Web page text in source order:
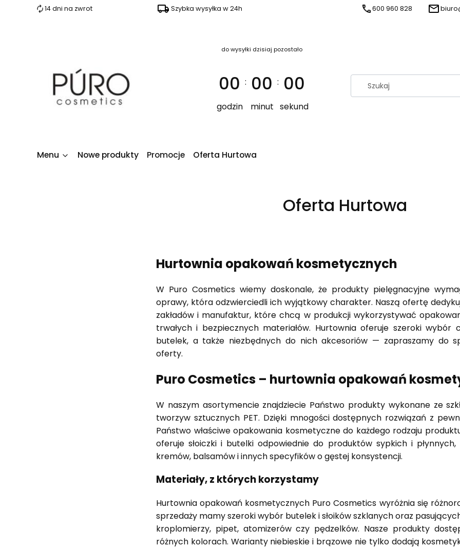
14 dni na zwrot Szybka wysyłka w 24h 600 960 828
do wysyłki dzisiaj pozostało
00
godzin
: 00
minut
: 00
sekund
Menu Nowe produkty Promocje Oferta Hurtowa
Oferta Hurtowa
Hurtownia opakowań kosmetycznych
W Puro Cosmetics wiemy doskonale, że produkty pielęgnacyjne
oprawy, która odzwierciedli ich wyjątkowy charakter. Naszą ofertę
zakładów i manufaktur, które chcą w produkcji wykorzystywać
trwałych i bezpiecznych materiałów. Hurtownia oferuje szeroki wybór
butelek, a także niezbędnych do nich akcesoriów — zapraszamy do
oferty.
Puro Cosmetics – hurtownia opakowań
W naszym asortymencie znajdziecie Państwo produkty wykonane ze
tworzyw sztucznych PET. Dzięki mnogości dostępnych rozwiązań z
Państwo właściwe opakowania kosmetyczne do każdego rodzaju
oferuje słoiczki i butelki odpowiednie do produktów sypkich i
kremów, balsamów i innych specyfików o gęstej konsystencji.
Materiały, z których korzystamy
Hurtownia opakowań kosmetycznych Puro Cosmetics wyróżnia się
sprzedaży mamy szeroki wybór butelek i słoików szklanych oraz
kroplomierzy, pipet, atomizerów czy pędzelków. Nasze produkty
różnych kolorach. Warianty niebieskie i brązowe nie tylko dodają